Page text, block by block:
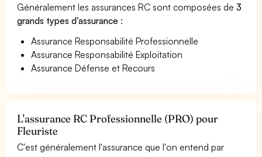
Généralement les assurances RC sont composées de3
grands types d'assurance :
Assurance Responsabilité Professionnelle
Assurance Responsabilité Exploitation
Assurance Défense et Recours
L'assurance RC Professionnelle (PRO) pour
Fleuriste
C'est généralement l'assurance que l'on entend par